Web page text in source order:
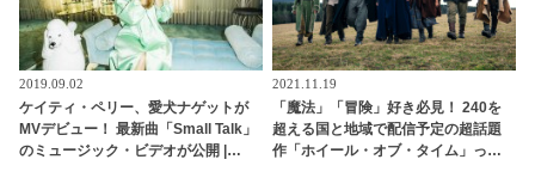
2019.09.02
ケイティ・ペリー、愛犬ナゲットが
MVデビュー！ 最新曲「Small Talk」
のミュージック・ビデオが公開 |
2021.11.19
「魔法」「冒険」好き必見！ 240を
超える国と地域で配信予定の超話題
作「ホイール・オブ・タイム」っ